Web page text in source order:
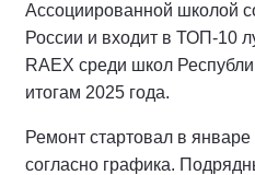
Ассоциированной школой
России и входит в ТОП-10
RAEX среди школ
итогам 2025 года.
Ремонт стартовал в январе
согласно графика.